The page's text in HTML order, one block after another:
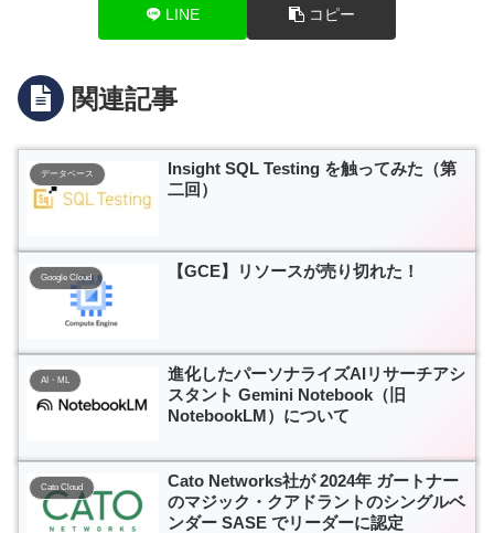
LINE コピー
関連記事
データベース
Insight SQL Testing を触ってみた（第
二回）
Google Cloud 【GCE】リソースが売り切れた！
AI・ML
進化したパーソナライズAIリサーチアシ
スタント Gemini Notebook（旧
NotebookLM）について
Cato Cloud
Cato Networks社が 2024年 ガートナー
のマジック・クアドラントのシングルベ
ンダー SASE でリーダーに認定